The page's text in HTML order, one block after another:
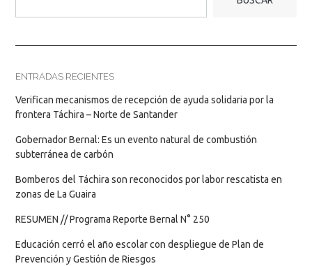
ENTRADAS RECIENTES
Verifican mecanismos de recepción de ayuda solidaria por la
frontera Táchira – Norte de Santander
Gobernador Bernal: Es un evento natural de combustión
subterránea de carbón
Bomberos del Táchira son reconocidos por labor rescatista en
zonas de La Guaira
RESUMEN // Programa Reporte Bernal N° 250
Educación cerró el año escolar con despliegue de Plan de
Prevención y Gestión de Riesgos